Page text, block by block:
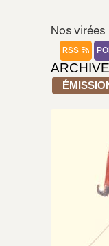
Nos virées
RSS